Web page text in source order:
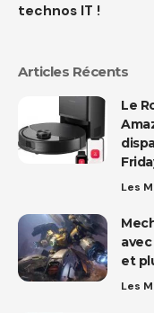
technos IT !
Articles Récents
Le
Les
et
Les